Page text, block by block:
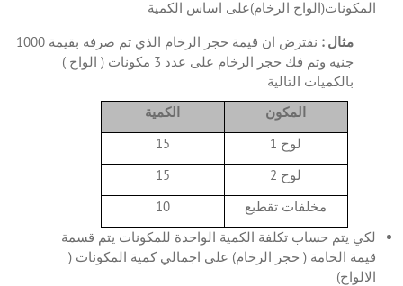
المكونات(الواح الرخام)على اساس الكمية
مثال :
نفترض ان قيمة حجر الرخام الذي تم صرفه بقيمة 1000
جنيه وتم فك حجر الرخام على عدد 3 مكونات ( الواح )
بالكميات التالية
المكون
الكمية
لوح 1
15
لوح 2
15
مخلفات تقطيع
10
لكي يتم حساب تكلفة الكمية الواحدة للمكونات يتم قسمة
قيمة الخامة ( حجر الرخام) على اجمالي كمية المكونات (
الالواح)